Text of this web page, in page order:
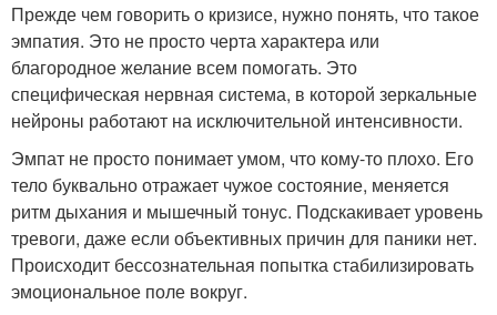
Прежде чем говорить о кризисе, нужно понять, что такое
эмпатия. Это не просто черта характера или
благородное желание всем помогать. Это
специфическая нервная система, в которой зеркальные
нейроны работают на исключительной интенсивности.
Эмпат не просто понимает умом, что кому-то плохо. Его
тело буквально отражает чужое состояние, меняется
ритм дыхания и мышечный тонус. Подскакивает уровень
тревоги, даже если объективных причин для паники нет.
Происходит бессознательная попытка стабилизировать
эмоциональное поле вокруг.